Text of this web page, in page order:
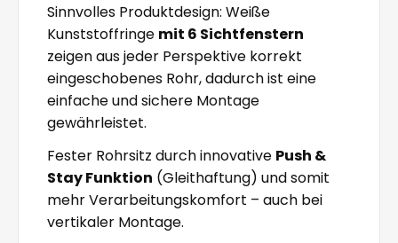
Sinnvolles Produktdesign: Weiße
Kunststoffringe mit 6 Sichtfenstern
zeigen aus jeder Perspektive korrekt
eingeschobenes Rohr, dadurch ist eine
einfache und sichere Montage
gewährleistet.
Fester Rohrsitz durch innovative Push &
Stay Funktion (Gleithaftung) und somit
mehr Verarbeitungskomfort – auch bei
vertikaler Montage.